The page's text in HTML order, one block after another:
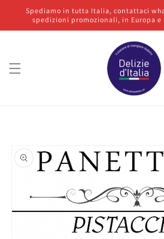
direttamente
ai contenuti
Spediamo in tutta Italia, contattaci
spedizioni promozionali, in Europa e
sul prodotto